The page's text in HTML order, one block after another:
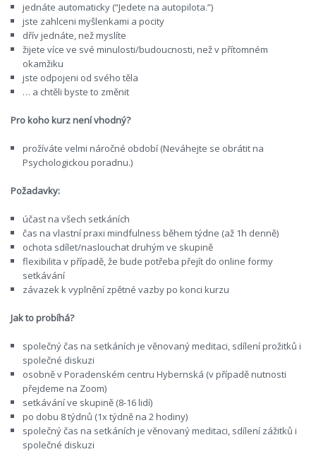
jednáte automaticky (“Jedete na autopilota.”)
jste zahlceni myšlenkami a pocity
dřív jednáte, než myslíte
žijete více ve své minulosti/budoucnosti, než v přítomném
okamžiku
jste odpojeni od svého těla
… a chtěli byste to změnit
Pro koho kurz není vhodný?
prožíváte velmi náročné období (Neváhejte se obrátit na
Psychologickou poradnu.)
Požadavky:
účast na všech setkáních
čas na vlastní praxi mindfulness během týdne (až 1h denně)
ochota sdílet/naslouchat druhým ve skupině
flexibilita v případě, že bude potřeba přejít do online formy
setkávání
závazek k vyplnění zpětné vazby po konci kurzu
Jak to probíhá?
společný čas na setkáních je věnovaný meditaci, sdílení prožitků i
společné diskuzi
osobně v Poradenském centru Hybernská (v případě nutnosti
přejdeme na Zoom)
setkávání ve skupině (8-16 lidí)
po dobu 8 týdnů (1x týdně na 2 hodiny)
společný čas na setkáních je věnovaný meditaci, sdílení zážitků i
společné diskuzi